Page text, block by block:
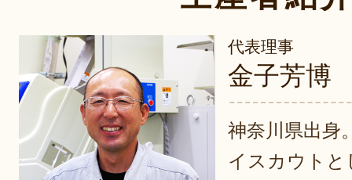
代表理事
金子芳博
神奈川県出身
イスカウトと